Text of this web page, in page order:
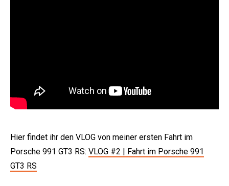
Hier findet ihr den VLOG von meiner ersten Fahrt im
Porsche 991 GT3 RS: VLOG #2 | Fahrt im Porsche 991
GT3 RS